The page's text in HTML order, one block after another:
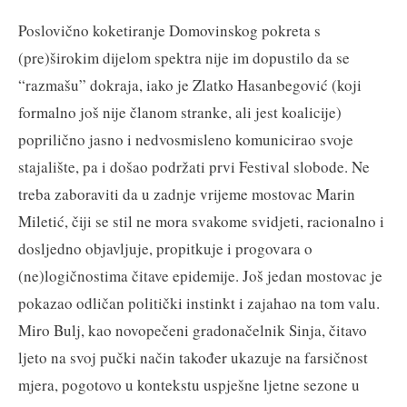
Poslovično koketiranje Domovinskog pokreta s
(pre)širokim dijelom spektra nije im dopustilo da se
“razmašu” dokraja, iako je Zlatko Hasanbegović (koji
formalno još nije članom stranke, ali jest koalicije)
poprilično jasno i nedvosmisleno komunicirao svoje
stajalište, pa i došao podržati prvi Festival slobode. Ne
treba zaboraviti da u zadnje vrijeme mostovac Marin
Miletić, čiji se stil ne mora svakome svidjeti, racionalno i
dosljedno objavljuje, propitkuje i progovara o
(ne)logičnostima čitave epidemije. Još jedan mostovac je
pokazao odličan politički instinkt i zajahao na tom valu.
Miro Bulj, kao novopečeni gradonačelnik Sinja, čitavo
ljeto na svoj pučki način također ukazuje na farsičnost
mjera, pogotovo u kontekstu uspješne ljetne sezone u